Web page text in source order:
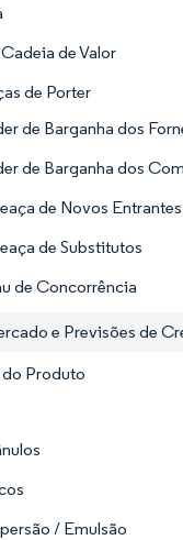
de Valor
de Porter
de Barganha dos
de Barganha dos
de Novos Entrantes
de Substitutos
de Concorrência
e Previsões de
do Produto
/ Emulsão